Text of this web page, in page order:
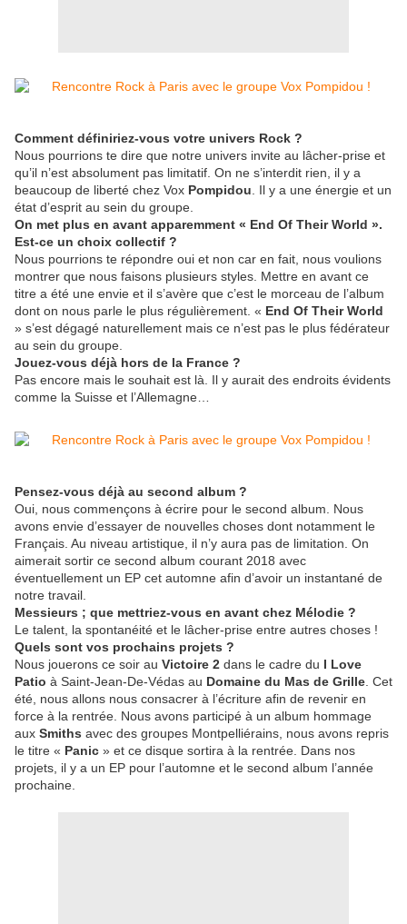
Comment définiriez-vous votre univers Rock ?
Nous pourrions te dire que notre univers invite au lâcher-prise et
qu’il n’est absolument pas limitatif. On ne s’interdit rien, il y a
beaucoup de liberté chez Vox Pompidou . Il y a une énergie et un
état d’esprit au sein du groupe.
On met plus en avant apparemment « End Of Their World ».
Est-ce un choix collectif ?
Nous pourrions te répondre oui et non car en fait, nous voulions
montrer que nous faisons plusieurs styles. Mettre en avant ce
titre a été une envie et il s’avère que c’est le morceau de l’album
dont on nous parle le plus régulièrement. « End Of Their World
» s’est dégagé naturellement mais ce n’est pas le plus fédérateur
au sein du groupe.
Jouez-vous déjà hors de la France ?
Pas encore mais le souhait est là. Il y aurait des endroits évidents
comme la Suisse et l’Allemagne…
Pensez-vous déjà au second album ?
Oui, nous commençons à écrire pour le second album. Nous
avons envie d’essayer de nouvelles choses dont notamment le
Français. Au niveau artistique, il n’y aura pas de limitation. On
aimerait sortir ce second album courant 2018 avec
éventuellement un EP cet automne afin d’avoir un instantané de
notre travail.
Messieurs ; que mettriez-vous en avant chez Mélodie ?
Le talent, la spontanéité et le lâcher-prise entre autres choses !
Quels sont vos prochains projets ?
Nous jouerons ce soir au Victoire 2 dans le cadre du I Love
Patio à Saint-Jean-De-Védas au Domaine du Mas de Grille . Cet
été, nous allons nous consacrer à l’écriture afin de revenir en
force à la rentrée. Nous avons participé à un album hommage
aux Smiths avec des groupes Montpelliérains, nous avons repris
le titre « Panic » et ce disque sortira à la rentrée. Dans nos
projets, il y a un EP pour l’automne et le second album l’année
prochaine.